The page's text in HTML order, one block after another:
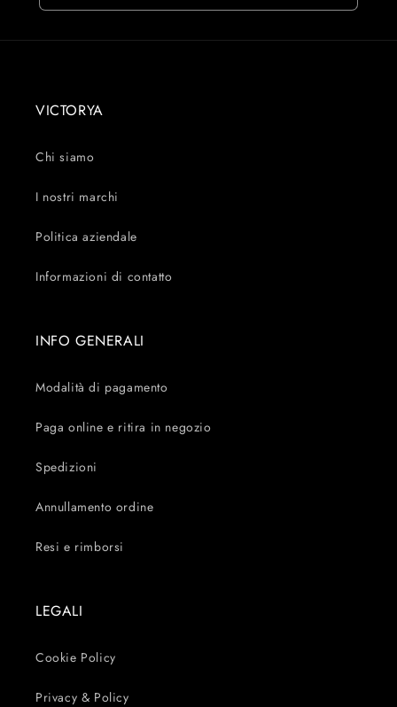
VICTORYA
Chi siamo
I nostri marchi
Politica aziendale
Informazioni di contatto
INFO GENERALI
Modalità di pagamento
Paga online e ritira in negozio
Spedizioni
Annullamento ordine
Resi e rimborsi
LEGALI
Cookie Policy
Privacy & Policy